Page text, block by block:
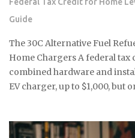
worth users perceive the
reliability, and the elusive
economic climate has forced
constitutes a durable asset in
disposable silicon. F...
Guide
The 30C Alternative Fuel
Home Chargers A federal tax
combined hardware and
EV charger, up to $1,000, but
charger, two questions